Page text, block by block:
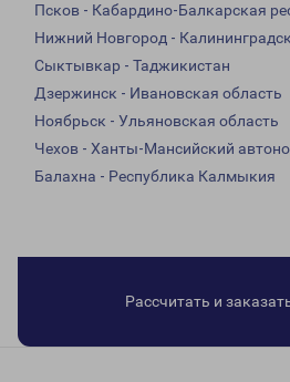
Псков - Кабардино-Балкарская
Нижний Новгород -
Сыктывкар - Таджикистан
Дзержинск - Ивановская область
Ноябрьск - Ульяновская область
Чехов - Ханты-Мансийский
Балахна - Республика Калмыкия
Рассчитать и